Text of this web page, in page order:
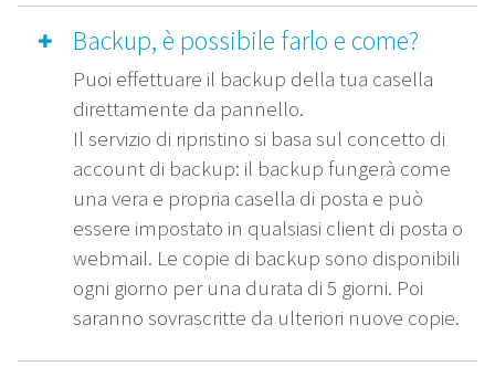
Backup, è possibile farlo e come?
Puoi effettuare il backup della tua casella
direttamente da pannello.
Il servizio di ripristino si basa sul concetto di
account di backup: il backup fungerà come
una vera e propria casella di posta e può
essere impostato in qualsiasi client di posta o
webmail. Le copie di backup sono disponibili
ogni giorno per una durata di 5 giorni. Poi
saranno sovrascritte da ulteriori nuove copie.